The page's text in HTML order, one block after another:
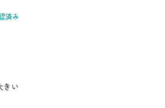
済み
きい